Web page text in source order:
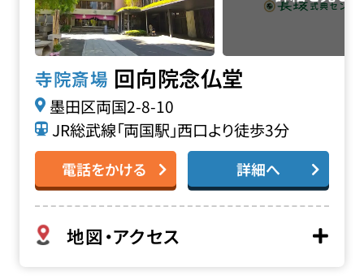
寺院斎場 回向院念仏堂
墨田区両国2-8-10
JR総武線「両国駅」西口より徒歩3分
電話をかける 詳細へ
地図・アクセス